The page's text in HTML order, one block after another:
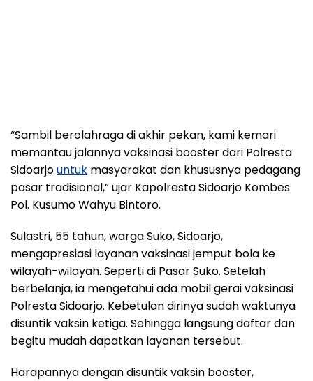
“Sambil berolahraga di akhir pekan, kami kemari
memantau jalannya vaksinasi booster dari Polresta
Sidoarjountuk masyarakat dan khususnya pedagang
pasar tradisional,” ujar Kapolresta Sidoarjo Kombes
Pol. Kusumo Wahyu Bintoro.
Sulastri, 55 tahun, warga Suko, Sidoarjo,
mengapresiasi layanan vaksinasi jemput bola ke
wilayah-wilayah. Seperti di Pasar Suko. Setelah
berbelanja, ia mengetahui ada mobil gerai vaksinasi
Polresta Sidoarjo. Kebetulan dirinya sudah waktunya
disuntik vaksin ketiga. Sehingga langsung daftar dan
begitu mudah dapatkan layanan tersebut.
Harapannya dengan disuntik vaksin booster,